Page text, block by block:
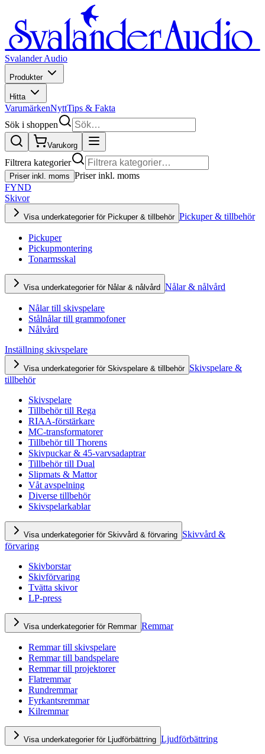
Svalander Audio
Produkter
Hitta
VarumärkenNyttTips & Fakta
Sök i shoppen
Varukorg
Filtrera kategorier
Priser inkl. moms Priser inkl. moms
FYND
Skivor
Visa underkategorier för Pickuper & tillbehör Pickuper & tillbehör
Pickuper
Pickupmontering
Tonarmsskal
Visa underkategorier för Nålar & nålvård Nålar & nålvård
Nålar till skivspelare
Stålnålar till grammofoner
Nålvård
Inställning skivspelare
Visa underkategorier för Skivspelare & tillbehör Skivspelare &
tillbehör
Skivspelare
Tillbehör till Rega
RIAA-förstärkare
MC-transformatorer
Tillbehör till Thorens
Skivpuckar & 45-varvsadaptrar
Tillbehör till Dual
Slipmats & Mattor
Våt avspelning
Diverse tillbehör
Skivspelarkablar
Visa underkategorier för Skivvård & förvaring Skivvård &
förvaring
Skivborstar
Skivförvaring
Tvätta skivor
LP-press
Visa underkategorier för Remmar Remmar
Remmar till skivspelare
Remmar till bandspelare
Remmar till projektorer
Flatremmar
Rundremmar
Fyrkantsremmar
Kilremmar
Visa underkategorier för Ljudförbättring Ljudförbättring